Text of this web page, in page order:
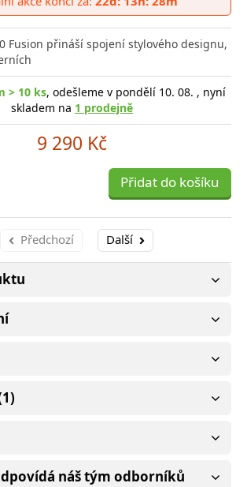
Fusion přináší spojení stylového designu,
> 10 ks, odešleme v pondělí 10. 08. , nyní
skladem na 1 prodejně
9 290 Kč
Přidat do košíku
Předchozí Další
náš tým odborníků